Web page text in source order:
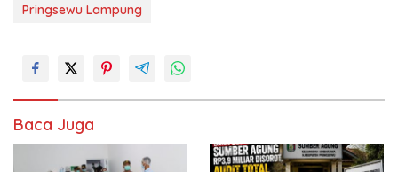
Pringsewu Lampung
Baca Juga